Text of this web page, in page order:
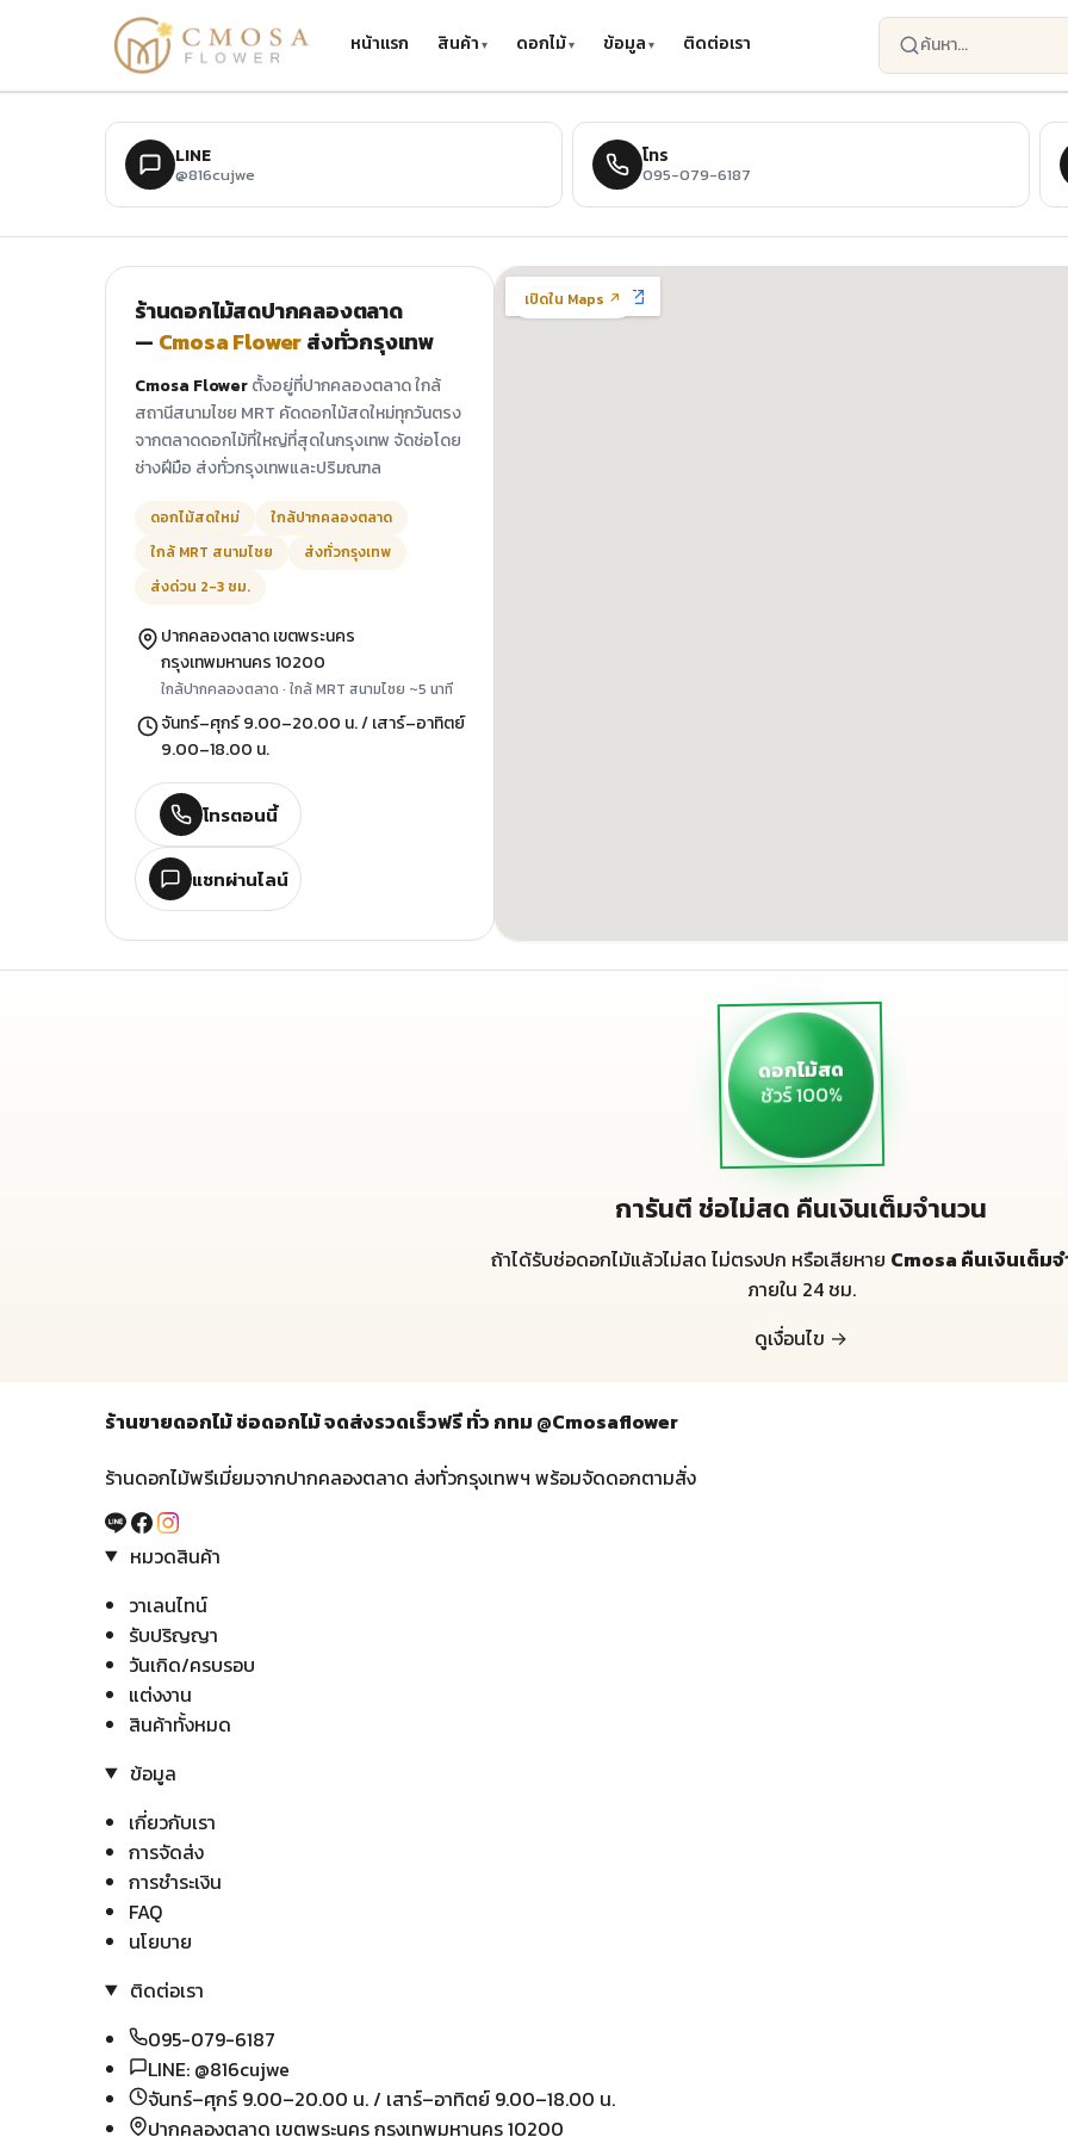
ข้ามไปยังเนื้อหาหลัก
หน้าแรก สินค้า ดอกไม้ ข้อมูล ติดต่อเรา
LINE
@816cujwe
โทร
095-079-6187
ร้านดอกไม้สดปากคลองตลาด
— Cmosa Flowerส่งทั่วกรุงเทพ
Cmosa Flowerตั้งอยู่ที่ปากคลองตลาด ใกล้
สถานีสนามไชย MRT คัดดอกไม้สดใหม่ทุกวันตรง
จากตลาดดอกไม้ที่ใหญ่ที่สุดในกรุงเทพ จัดช่อโดย
ช่างฝีมือ ส่งทั่วกรุงเทพและปริมณฑล
ดอกไม้สดใหม่
ใกล้ปากคลองตลาด
ใกล้ MRT สนามไชย
ส่งทั่วกรุงเทพ
ส่งด่วน 2-3 ชม.
ปากคลองตลาด เขตพระนคร
กรุงเทพมหานคร 10200
ใกล้ปากคลองตลาด · ใกล้ MRT สนามไชย ~5 นาที
จันทร์–ศุกร์ 9.00–20.00 น. / เสาร์–อาทิตย์
9.00–18.00 น.
โทรตอนนี้
แชทผ่านไลน์
เปิดใน Maps ↗
ดอกไม้สด
ชัวร์ 100%
การันตี ช่อไม่สด คืนเงินเต็มจำนวน
ถ้าได้รับช่อดอกไม้แล้วไม่สด ไม่ตรงปก หรือเสียหาย Cmosa คืนเงินเต็ม
ภายใน 24 ชม.
ดูเงื่อนไข →
ร้านขายดอกไม้ ช่อดอกไม้ จดส่งรวดเร็วฟรี ทั่ว กทม @Cmosaflower
ร้านดอกไม้พรีเมี่ยมจากปากคลองตลาด ส่งทั่วกรุงเทพฯ พร้อมจัดดอกตามสั่ง
หมวดสินค้า
วาเลนไทน์
รับปริญญา
วันเกิด/ครบรอบ
แต่งงาน
สินค้าทั้งหมด
ข้อมูล
เกี่ยวกับเรา
การจัดส่ง
การชำระเงิน
FAQ
นโยบาย
ติดต่อเรา
095-079-6187
LINE: @816cujwe
จันทร์–ศุกร์ 9.00–20.00 น. / เสาร์–อาทิตย์ 9.00–18.00 น.
ปากคลองตลาด เขตพระนคร กรุงเทพมหานคร 10200